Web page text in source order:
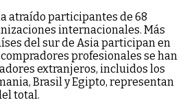
atraído participantes de 68
internacionales. Más
del sur de Asia participan en
compradores profesionales se han
extranjeros, incluidos los
Brasil y Egipto, representan
total.